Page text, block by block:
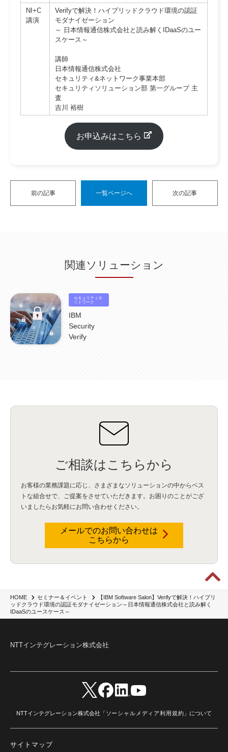
HOME セミナー＆イベント
【IBM Software Salon】Verifyで解決！ハイブリ
ッドクラウド環境の認証モダナイゼーション～日本情報通信株式会社と読み解く
IDaaSのユースケース～
NI+C
講演
Verifyで解決！ハイブリッドクラウド環境の認証
モダナイゼーション
～ 日本情報通信株式会社と読み解くIDaaSのユー
スケース～
講師
日本情報通信株式会社
セキュリティ&ネットワーク事業本部
セキュリティソリューション部 第一グループ 主
査
吉川 裕樹
お申込みはこちら
前の記事 一覧ページへ 次の記事
関連ソリューション
セキュリティネ
ットワーク
IBM
Security
Verify
ご相談はこちらから
お客様の業務課題に応じ、さまざまなソリューションの中からベス
トな組合せで、 ご提案をさせていただきます。お困りのことがござ
いましたらお気軽にお問い合わせください。
メールでのお問い合わせは
こちらから
NTTインテグレーション株式会社
NTTインテグレーション株式会社「ソーシャルメディア利用規約 」について
サイトマップ